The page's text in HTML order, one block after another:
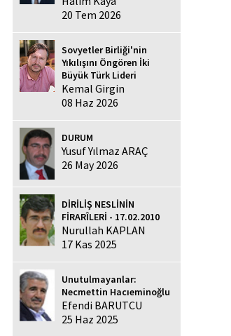
20 Tem 2026
Sovyetler Birliği'nin
Yıkılışını Öngören İki
Büyük Türk Lideri
Kemal Girgin
08 Haz 2026
DURUM
Yusuf Yılmaz ARAÇ
26 May 2026
DİRİLİŞ NESLİNİN
FİRARÎLERİ - 17.02.2010
Nurullah KAPLAN
17 Kas 2025
Unutulmayanlar:
Necmettin Hacıeminoğlu
Efendi BARUTCU
25 Haz 2025